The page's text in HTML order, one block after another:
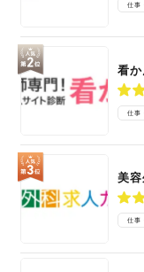
仕事
看
仕事
美
仕事